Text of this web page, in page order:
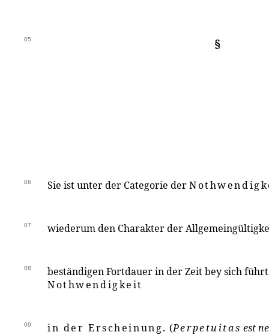
05 §
06 Sie ist unter der Categorie der
07 wiederum den Charakter der
08
beständigen Fortdauer in der Zeit bey sich
Nothwendigkeit
09 in der Erscheinung. (Perpetuitas est